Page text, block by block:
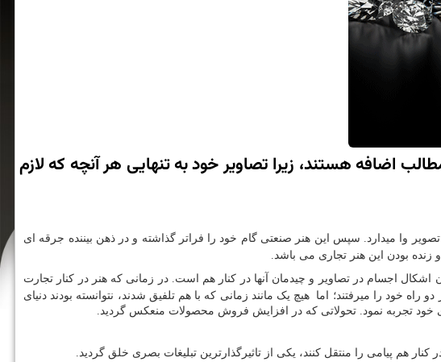
اضافه هستند، زیرا تصاویر خود به تنهایی هر آنچه كه لازم
وا میدارد. سپس این هنر صنعتی گام خود را فراتر گذاشته و در ذهن بیننده جرقه ای
بودن این هنر تجاری می باشد.
اجسام در تصاویر و چیدمان آنها در کنار هم است. در زمانی که هنر در کنار تجارت
خود را میرفتند؛ اما هیچ یک مانند زمانی که با هم تلفیق شدند، نتوانسته بودند دنیای
خود تجربه نمود. تحولاتی که در افزایش فروش محصولات منعکس گردید.
هم پیامی را منتقل کنند، یکی از تاثیرگذارترین تبلیغات بصری خلق گردید.